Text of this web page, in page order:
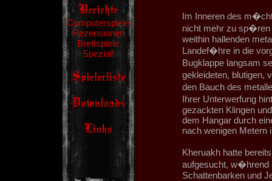
Computerspiele
Rezensionen
Brettspiele
Spezial!
Im Inneren des
nicht mehr zu sp�ren
weithin hallenden
Landef�hre in die
Bugklappe langsam
gekleideten, blutigen,
den Bauch des
Ihrer Unterwerfung
gezackten Klingen
dem Hangar durch
nach wenigen Metern
Kheruakh hatte
aufgesucht, w�hrend
Schattenbarken und